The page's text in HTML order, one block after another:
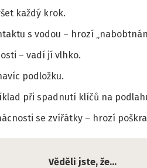
každý krok.
s vodou – hrozí
– vadí jí vlhko.
podložku.
při spadnutí klíčů na
se zvířátky – hrozí
Věděli jste, že...